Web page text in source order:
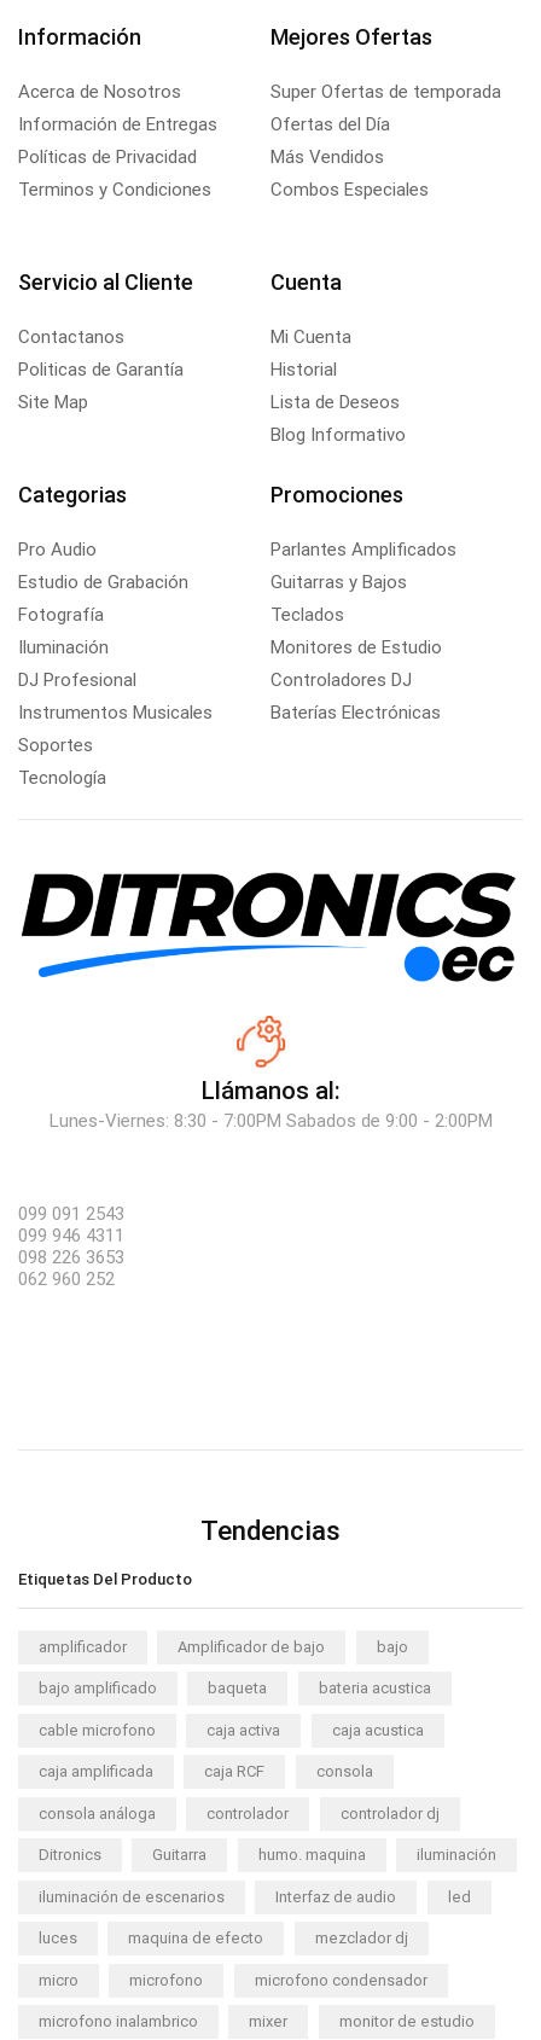
Información
Acerca de Nosotros
Información de Entregas
Políticas de Privacidad
Terminos y Condiciones
Mejores Ofertas
Super Ofertas de temporada
Ofertas del Día
Más Vendidos
Combos Especiales
Servicio al Cliente
Contactanos
Politicas de Garantía
Site Map
Cuenta
Mi Cuenta
Historial
Lista de Deseos
Blog Informativo
Categorias
Pro Audio
Estudio de Grabación
Fotografía
Iluminación
DJ Profesional
Instrumentos Musicales
Soportes
Tecnología
Promociones
Parlantes Amplificados
Guitarras y Bajos
Teclados
Monitores de Estudio
Controladores DJ
Baterías Electrónicas
Llámanos al:
Lunes-Viernes: 8:30 - 7:00PM Sabados de 9:00 - 2:00PM
099 091 2543
099 946 4311
098 226 3653
062 960 252
Tendencias
Etiquetas Del Producto
amplificador Amplificador de bajo bajo
bajo amplificado baqueta bateria acustica
cable microfono caja activa caja acustica
caja amplificada caja RCF consola
consola análoga controlador controlador dj
Ditronics Guitarra humo. maquina iluminación
iluminación de escenarios Interfaz de audio led
luces maquina de efecto mezclador dj
micro microfono microfono condensador
microfono inalambrico mixer monitor de estudio